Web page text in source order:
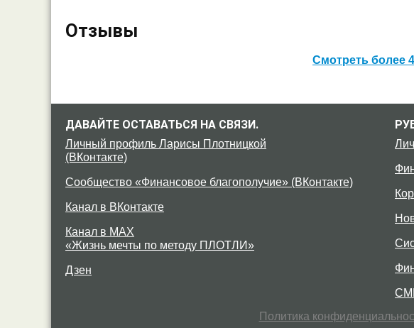
Отзывы
Смотреть более
ДАВАЙТЕ ОСТАВАТЬСЯ НА СВЯЗИ.
Личный профиль Ларисы Плотницкой
(ВКонтакте)
Сообщество «Финансовое благополучие» (ВКонтакте)
Канал в ВКонтакте
Канал в MAX
«Жизнь мечты по методу ПЛОТЛИ»
Дзен
Политика